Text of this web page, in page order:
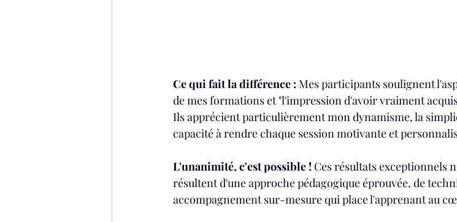
Ce qui fait la différence : Mes participants soulignent
de mes formations et "l'impression d'avoir vraiment
Ils apprécient particulièrement mon dynamisme, la
capacité à rendre chaque session motivante et
L'unanimité, c'est possible ! Ces résultats exceptionnels
résultent d'une approche pédagogique éprouvée, de
accompagnement sur-mesure qui place l'apprenant au